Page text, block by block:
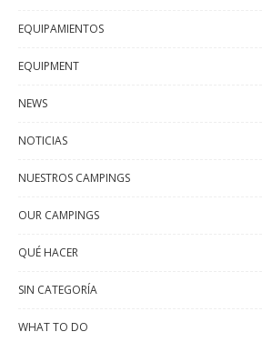
EQUIPAMIENTOS
EQUIPMENT
NEWS
NOTICIAS
NUESTROS CAMPINGS
OUR CAMPINGS
QUÉ HACER
SIN CATEGORÍA
WHAT TO DO